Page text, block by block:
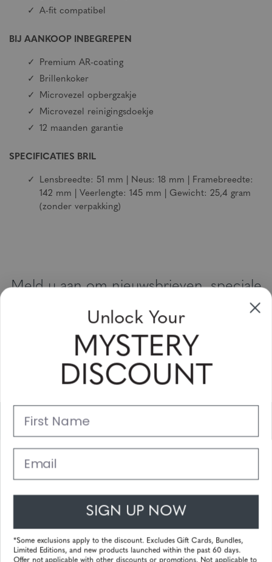
A-fit compatibel
BIJ AANKOOP INBEGREPEN
Premium AR-coating
Brillenkoker
Microvezel opbergzakje
Microvezel reinigingsdoekje
12 maanden garantie
SPECIFICATIES BRIL
Lensbreedte: 51 mm | Neus: 18 mm | Framebreedte:
142 mm | Veerlengte: 145 mm | Gewicht: 25,4 gram
(zonder verpakking)
Meld u aan om nieuwsbrieven, speciale
aanbiedingen en kortingsbonnen te
ontvangen
Vul uw email adres in en schrijf u in!
Support
Powered byTecframe ERP
Unlock Your
MYSTERY
DISCOUNT
First Name
Email
SIGN UP NOW
*Some exclusions apply to the discount. Excludes Gift Cards, Bundles,
Limited Editions, and new products launched within the past 60 days.
Offer not applicable with other discounts or promotions. Not applicable to